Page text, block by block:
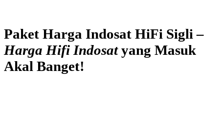
Paket Harga Indosat HiFi Sigli –
Harga Hifi Indosatyang Masuk
Akal Banget!